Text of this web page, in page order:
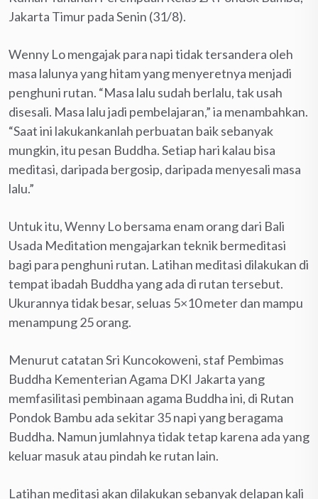
Jakarta Timur pada Senin (31/8).
Wenny Lo mengajak para napi tidak tersandera oleh
masa lalunya yang hitam yang menyeretnya menjadi
penghuni rutan. “Masa lalu sudah berlalu, tak usah
disesali. Masa lalu jadi pembelajaran,” ia menambahkan.
“Saat ini lakukankanlah perbuatan baik sebanyak
mungkin, itu pesan Buddha. Setiap hari kalau bisa
meditasi, daripada bergosip, daripada menyesali masa
lalu.”
Untuk itu, Wenny Lo bersama enam orang dari Bali
Usada Meditation mengajarkan teknik bermeditasi
bagi para penghuni rutan. Latihan meditasi dilakukan di
tempat ibadah Buddha yang ada di rutan tersebut.
Ukurannya tidak besar, seluas 5×10 meter dan mampu
menampung 25 orang.
Menurut catatan Sri Kuncokoweni, staf Pembimas
Buddha Kementerian Agama DKI Jakarta yang
memfasilitasi pembinaan agama Buddha ini, di Rutan
Pondok Bambu ada sekitar 35 napi yang beragama
Buddha. Namun jumlahnya tidak tetap karena ada yang
keluar masuk atau pindah ke rutan lain.
Latihan meditasi akan dilakukan sebanyak delapan kali